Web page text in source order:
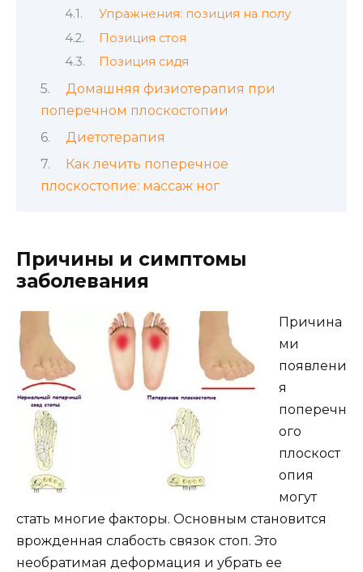
Упражнения: позиция на полу
Позиция стоя
Позиция сидя
Домашняя физиотерапия при
поперечном плоскостопии
Диетотерапия
Как лечить поперечное
плоскостопие: массаж ног
Причины и симптомы
заболевания
Причина
ми
появлени
я
поперечн
ого
плоскост
опия
могут
стать многие факторы. Основным становится
врожденная слабость связок стоп. Это
необратимая деформация и убрать ее